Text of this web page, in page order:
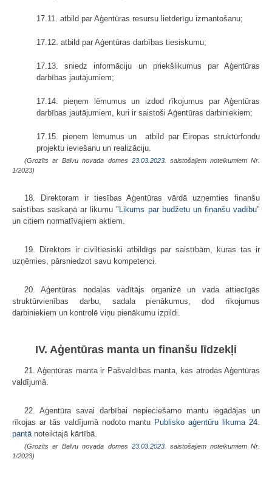
17.11. atbild par Aģentūras resursu lietderīgu izmantošanu;
17.12. atbild par Aģentūras darbības tiesiskumu;
17.13. sniedz informāciju un priekšlikumus par Aģentūras
darbības jautājumiem;
17.14. pieņem lēmumus un izdod rīkojumus par Aģentūras
darbības jautājumiem, kuri ir saistoši Aģentūras darbiniekiem;
17.15. pieņem lēmumus un atbild par Eiropas struktūrfondu
projektu ieviešanu un realizāciju.
(Grozīts ar Balvu novada domes 23.03.2023.
saistošajiem noteikumiem Nr.
1/2023)
18. Direktoram ir tiesības Aģentūras vārdā uzņemties finanšu
saistības saskaņā ar likumu " Likums par budžetu un finanšu vadību"
un citiem normatīvajiem aktiem.
19. Direktors ir civiltiesiski atbildīgs par saistībām, kuras tas ir
uzņēmies, pārsniedzot savu kompetenci.
20. Aģentūras nodaļas vadītājs organizē un vada attiecīgās
struktūrvienības darbu, sadala pienākumus, dod rīkojumus
darbiniekiem un kontrolē viņu pienākumu izpildi.
IV. Aģentūras manta un finanšu līdzekļi
21. Aģentūras manta ir Pašvaldības manta, kas atrodas Aģentūras
valdījumā.
22. Aģentūra savai darbībai nepieciešamo mantu iegādājas un
rīkojas ar tās valdījumā nodoto mantu Publisko aģentūru likuma 24.
pantā noteiktajā kārtībā.
(Grozīts ar Balvu novada domes 23.03.2023.
saistošajiem noteikumiem Nr.
1/2023)